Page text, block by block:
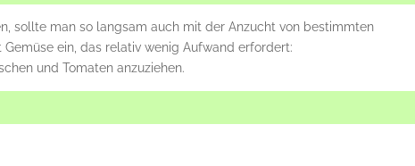
sollte man so langsam auch mit der Anzucht von bestimmten
ein, das relativ wenig Aufwand erfordert:
und Tomaten anzuziehen.